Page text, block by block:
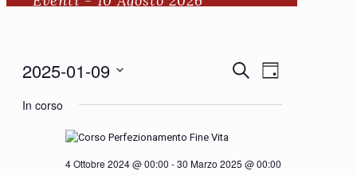
Eventi
Ricerca
Cerca Eventi
Viste
Giorno
2025-01-09
la
In corso
4 Ottobre 2024 @ 00:00 -30 Marzo 2025 @ 00:00